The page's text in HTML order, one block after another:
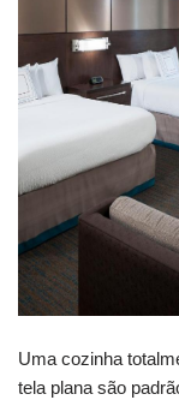
Uma cozinha
tela plana são